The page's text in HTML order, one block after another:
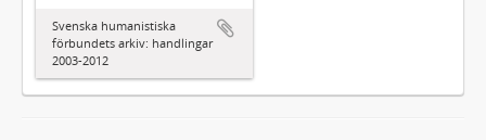
Svenska humanistiska
förbundets arkiv: handlingar
2003-2012